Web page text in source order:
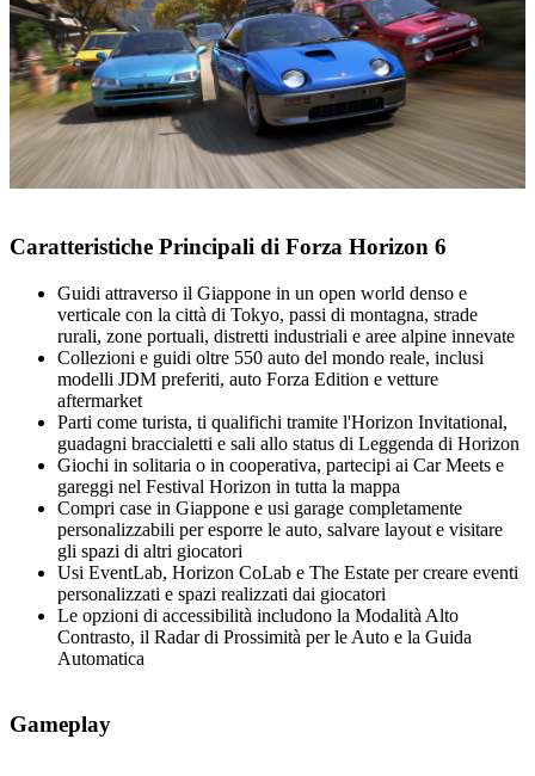
Caratteristiche Principali di Forza Horizon 6
Guidi attraverso il Giappone in un open world denso e
verticale con la città di Tokyo, passi di montagna, strade
rurali, zone portuali, distretti industriali e aree alpine innevate
Collezioni e guidi oltre 550 auto del mondo reale, inclusi
modelli JDM preferiti, auto Forza Edition e vetture
aftermarket
Parti come turista, ti qualifichi tramite l'Horizon Invitational,
guadagni braccialetti e sali allo status di Leggenda di Horizon
Giochi in solitaria o in cooperativa, partecipi ai Car Meets e
gareggi nel Festival Horizon in tutta la mappa
Compri case in Giappone e usi garage completamente
personalizzabili per esporre le auto, salvare layout e visitare
gli spazi di altri giocatori
Usi EventLab, Horizon CoLab e The Estate per creare eventi
personalizzati e spazi realizzati dai giocatori
Le opzioni di accessibilità includono la Modalità Alto
Contrasto, il Radar di Prossimità per le Auto e la Guida
Automatica
Gameplay